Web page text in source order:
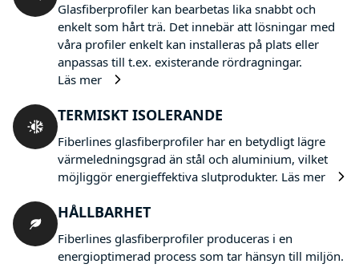
Glasfiberprofiler kan bearbetas lika snabbt och
enkelt som hårt trä. Det innebär att lösningar med
våra profiler enkelt kan installeras på plats eller
anpassas till t.ex. existerande rördragningar.
Läs mer
TERMISKT ISOLERANDE
Fiberlines glasfiberprofiler har en betydligt lägre
värmeledningsgrad än stål och aluminium, vilket
möjliggör energieffektiva slutprodukter. Läs mer
HÅLLBARHET
Fiberlines glasfiberprofiler produceras i en
energioptimerad process som tar hänsyn till miljön.